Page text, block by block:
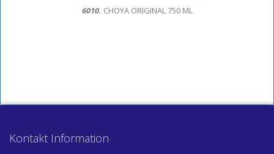
6010. CHOYA ORIGINAL 750 ML
Kontakt Information